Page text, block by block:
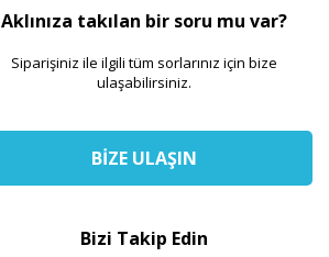
Aklınıza takılan bir soru mu var?
Siparişiniz ile ilgili tüm sorlarınız için bize
ulaşabilirsiniz.
BİZE ULAŞIN
Bizi Takip Edin